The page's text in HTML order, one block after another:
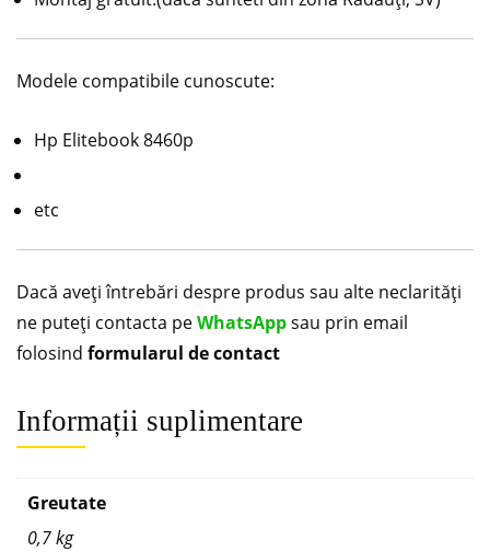
Modele compatibile cunoscute:
Hp Elitebook 8460p
etc
Dacă aveți întrebări despre produs sau alte neclarități
ne puteți contacta peWhatsAppsau prin email
folosind formularul de contact
Informații suplimentare
Greutate
0,7 kg